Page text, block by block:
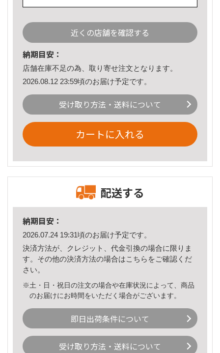
近くの店舗を確認する
納期目安：
店舗在庫不足の為、取り寄せ注文となります。
2026.08.12 23:59頃のお届け予定です。
受け取り方法・送料について
カートに入れる
配送する
納期目安：
2026.07.24 19:31頃のお届け予定です。
決済方法が、クレジット、代金引換の場合に限りま
す。その他の決済方法の場合はこちら をご確認くだ
さい。
※土・日・祝日の注文の場合や在庫状況によって、商品
のお届けにお時間をいただく場合がございます。
即日出荷条件について
受け取り方法・送料について